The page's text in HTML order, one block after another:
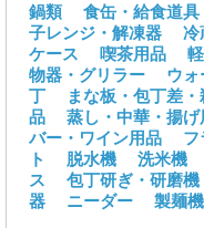
鍋類 食缶・給食道具
子レンジ・解凍器
冷
ケース
喫茶用品
物器・グリラー
ウォ
丁
まな板・包丁差
品
蒸し・中華・揚げ
バー・ワイン用品
フ
ト
脱水機 洗米機
ス
包丁研ぎ・研磨機
器
ニーダー 製麺